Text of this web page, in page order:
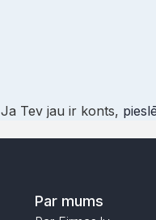
Ja Tev jau ir konts,
Par mums